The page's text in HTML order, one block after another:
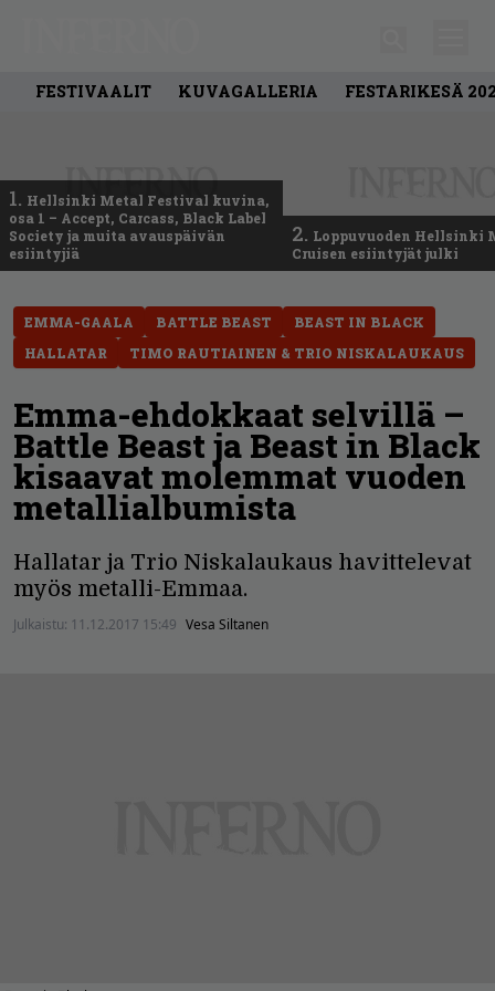
FESTIVAALIT KUVAGALLERIA FESTARIKESÄ
1. Hellsinki Metal Festival kuvina,
osa 1 – Accept, Carcass, Black Label
Society ja muita avauspäivän
esiintyjiä
2. Loppuvuoden Hellsinki
Cruisen esiintyjät julki
EMMA-GAALA BATTLE BEAST
BEAST IN BLACK
HALLATAR
TIMO RAUTIAINEN & TRIO NISKALAUKAUS
Emma-ehdokkaat selvillä –
Battle Beast ja Beast in Black
kisaavat molemmat vuoden
metallialbumista
Hallatar ja Trio Niskalaukaus havittelevat
myös metalli-Emmaa.
Julkaistu: 11.12.2017 15:49 Vesa Siltanen